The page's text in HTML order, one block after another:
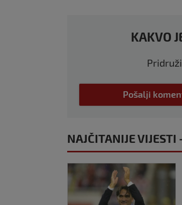
KAKVO
Pošalji
NAJČITANIJE VIJESTI